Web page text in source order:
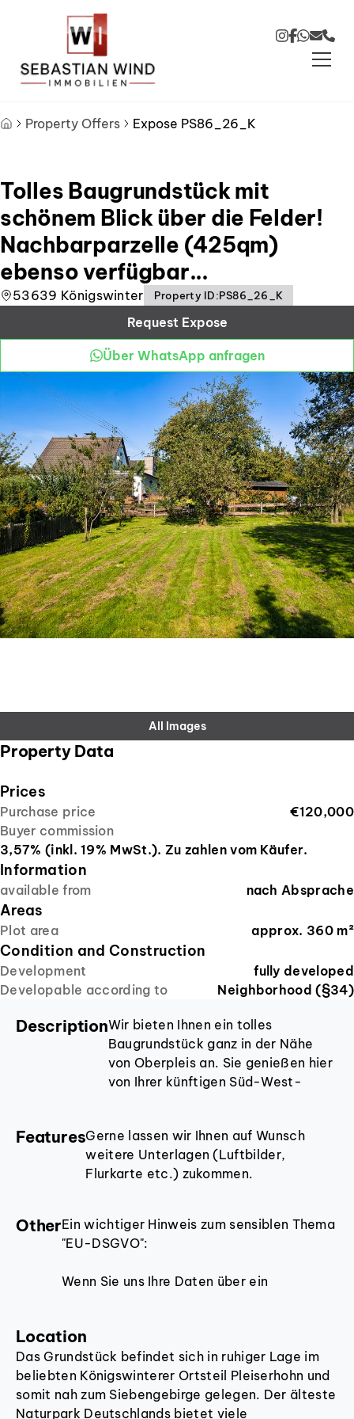
Skip to footer
Property Offers Expose PS86_26_K
Tolles Baugrundstück mit
schönem Blick über die Felder!
Nachbarparzelle (425qm)
ebenso verfügbar...
53639 Königswinter Property ID:PS86_26_K
Request Expose
Über WhatsApp anfragen
All Images
Property Data
Prices
Purchase price
€120,000
Buyer commission
3,57% (inkl. 19% MwSt.). Zu zahlen vom Käufer.
Information
available from nach Absprache
Areas
Plot area approx. 360 m²
Condition and Construction
Development
fully developed
Developable according to
Neighborhood (§34)
DescriptionWir bieten Ihnen ein tolles
Baugrundstück ganz in der Nähe
von Oberpleis an. Sie genießen hier
von Ihrer künftigen Süd-West-
Nachbarbebauung handelt es sich
ausschließlich um klassische
Einfamilienhäuser. Das große bzw.
kleinere der beiden
Grundstückshälften mit. ca. 360qm
Grundstück kann mit einer
Doppelhaushälfte bebaut werden.
Es handelt sich dann um eine
Grenzbebauung. Der (künftige)
FeaturesGerne lassen wir Ihnen auf Wunsch
weitere Unterlagen (Luftbilder,
Flurkarte etc.) zukommen.
OtherEin wichtiger Hinweis zum sensiblen Thema
"EU-DSGVO":
Wenn Sie uns Ihre Daten über ein
werden Ihre Daten lediglich für vier Wochen
aufbewahrt, um den Exposéversand sowie
eine mögliche Terminvereinbarung für eine
Objektbesichtigung möglich zu machen.
Nach Ablauf der vier Wochen werden Ihre
Location
Das Grundstück befindet sich in ruhiger Lage im
beliebten Königswinterer Ortsteil Pleiserhohn und
somit nah zum Siebengebirge gelegen. Der älteste
Naturpark Deutschlands bietet viele